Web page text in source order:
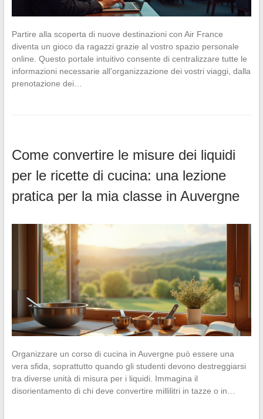
Partire alla scoperta di nuove destinazioni con Air France
diventa un gioco da ragazzi grazie al vostro spazio personale
online. Questo portale intuitivo consente di centralizzare tutte le
informazioni necessarie all’organizzazione dei vostri viaggi, dalla
prenotazione dei…
Come convertire le misure dei liquidi
per le ricette di cucina: una lezione
pratica per la mia classe in Auvergne
Organizzare un corso di cucina in Auvergne può essere una
vera sfida, soprattutto quando gli studenti devono destreggiarsi
tra diverse unità di misura per i liquidi. Immagina il
disorientamento di chi deve convertire millilitri in tazze o in…